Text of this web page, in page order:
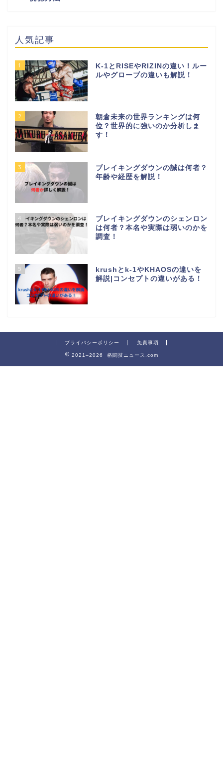
人気記事
1
K-1とRISEやRIZINの違い！ルー
ルやグローブの違いも解説！
2
朝倉未来の世界ランキングは何
位？世界的に強いのか分析しま
す！
3
ブレイキングダウンの誠は何者？
年齢や経歴を解説！
4
ブレイキングダウンのシェンロン
は何者？本名や実際は弱いのかを
調査！
5
krushとk-1やKHAOSの違いを
解説|コンセプトの違いがある！
プライバシーポリシー 免責事項
2021–2026 格闘技ニュース.com